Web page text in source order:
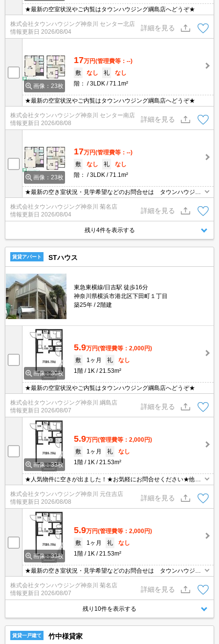
★最新の空室状況やご内覧はタウンハウジング綱島店へどうぞ★
株式会社タウンハウジング神奈川 センター北店
情報更新日 2026/08/04
詳細を見る
画像：23枚
17万円(管理費等：--)
敷
なし 礼
なし
階：
3LDK 71.1m²
★最新の空室状況やご内覧はタウンハウジング綱島店へどうぞ★
株式会社タウンハウジング神奈川 センター南店
情報更新日 2026/08/08
詳細を見る
画像：23枚
17万円(管理費等：--)
敷
なし 礼
なし
階：
3LDK 71.1m²
★最新の空き室状況・見学希望などのお問合せは タウンハウジン
株式会社タウンハウジング神奈川 菊名店
情報更新日 2026/08/04
詳細を見る
残り4件を表示する
賃貸アパート STハウス
東急東横線/日吉駅 徒歩16分
神奈川県横浜市港北区下田町１丁目
築25年
2階建
画像：30枚
5.9万円(管理費等：2,000円)
敷
1ヶ月 礼
なし
1階
1K 21.53m²
★最新の空室状況やご内覧はタウンハウジング綱島店へどうぞ★
株式会社タウンハウジング神奈川 綱島店
情報更新日 2026/08/07
詳細を見る
画像：33枚
5.9万円(管理費等：2,000円)
敷
1ヶ月 礼
なし
1階
1K 21.53m²
★人気物件に空きが出ました！★お気軽にお問合せください★他社
Mでのご相談も承ります★
株式会社タウンハウジング神奈川 元住吉店
情報更新日 2026/08/08
詳細を見る
画像：33枚
5.9万円(管理費等：2,000円)
敷
1ヶ月 礼
なし
1階
1K 21.53m²
★最新の空き室状況・見学希望などのお問合せは タウンハウジン
株式会社タウンハウジング神奈川 菊名店
情報更新日 2026/08/07
詳細を見る
残り10件を表示する
賃貸一戸建て 竹中様貸家